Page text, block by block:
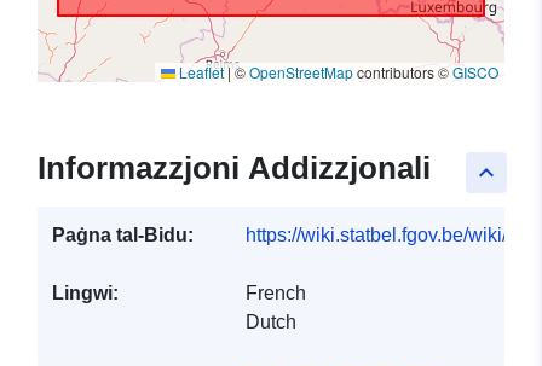
Leaflet|©OpenStreetMapcontributors ©GISCO
keyboard_arrow_up
Informazzjoni Addizzjonali
Paġna tal-Bidu: https://wiki.statbel.fgov.be/wiki/
Lingwi:
French
Dutch